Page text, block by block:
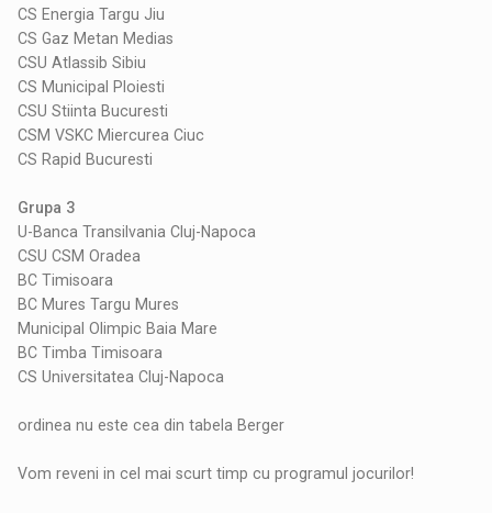
CS Energia Targu Jiu
CS Gaz Metan Medias
CSU Atlassib Sibiu
CS Municipal Ploiesti
CSU Stiinta Bucuresti
CSM VSKC Miercurea Ciuc
CS Rapid Bucuresti
Grupa 3
U-Banca Transilvania Cluj-Napoca
CSU CSM Oradea
BC Timisoara
BC Mures Targu Mures
Municipal Olimpic Baia Mare
BC Timba Timisoara
CS Universitatea Cluj-Napoca
ordinea nu este cea din tabela Berger
Vom reveni in cel mai scurt timp cu programul jocurilor!